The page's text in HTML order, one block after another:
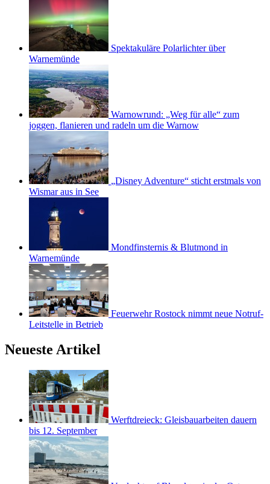
Spektakuläre Polarlichter über
Warnemünde
Warnowrund: „Weg für alle“ zum
joggen, flanieren und radeln um die Warnow
„Disney Adventure“ sticht erstmals von
Wismar aus in See
Mondfinsternis & Blutmond in
Warnemünde
Feuerwehr Rostock nimmt neue Notruf-
Leitstelle in Betrieb
Neueste Artikel
Werftdreieck: Gleisbauarbeiten dauern
bis 12. September